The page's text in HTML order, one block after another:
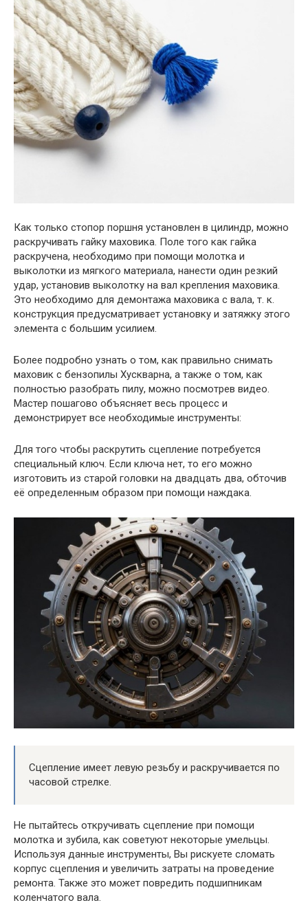
Как только стопор поршня установлен в цилиндр, можно
раскручивать гайку маховика. Поле того как гайка
раскручена, необходимо при помощи молотка и
выколотки из мягкого материала, нанести один резкий
удар, установив выколотку на вал крепления маховика.
Это необходимо для демонтажа маховика с вала, т. к.
конструкция предусматривает установку и затяжку этого
элемента с большим усилием.
Более подробно узнать о том, как правильно снимать
маховик с бензопилы Хускварна, а также о том, как
полностью разобрать пилу, можно посмотрев видео.
Мастер пошагово объясняет весь процесс и
демонстрирует все необходимые инструменты:
Для того чтобы раскрутить сцепление потребуется
специальный ключ. Если ключа нет, то его можно
изготовить из старой головки на двадцать два, обточив
её определенным образом при помощи наждака.
Сцепление имеет левую резьбу и раскручивается по
часовой стрелке.
Не пытайтесь откручивать сцепление при помощи
молотка и зубила, как советуют некоторые умельцы.
Используя данные инструменты, Вы рискуете сломать
корпус сцепления и увеличить затраты на проведение
ремонта. Также это может повредить подшипникам
коленчатого вала.